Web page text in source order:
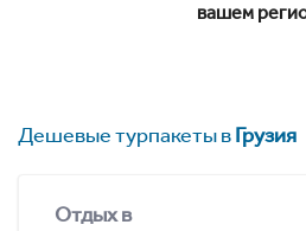
вашем
Дешевые турпакеты вГрузия
Отдых в